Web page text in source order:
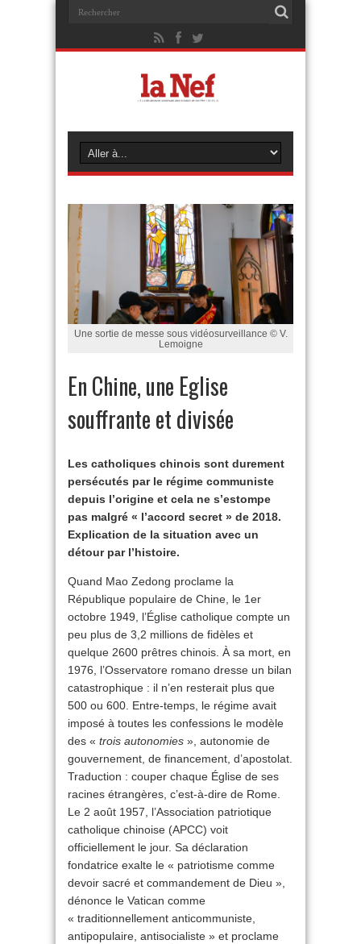
Une sortie de messe sous vidéosurveillance © V.
Lemoigne
En Chine, une Eglise
souffrante et divisée
Les catholiques chinois sont durement
persécutés par le régime communiste
depuis l’origine et cela ne s’estompe
pas malgré « l’accord secret » de 2018.
Explication de la situation avec un
détour par l’histoire.
Quand Mao Zedong proclame la
République populaire de Chine, le 1er
octobre 1949, l’Église catholique compte un
peu plus de 3,2 millions de fidèles et
quelque 2600 prêtres chinois. À sa mort, en
1976, l’Osservatore romano dresse un bilan
catastrophique : il n’en resterait plus que
500 ou 600. Entre-temps, le régime avait
imposé à toutes les confessions le modèle
des « trois autonomies », autonomie de
gouvernement, de financement, d’apostolat.
Traduction : couper chaque Église de ses
racines étrangères, c’est-à-dire de Rome.
Le 2 août 1957, l’Association patriotique
catholique chinoise (APCC) voit
officiellement le jour. Sa déclaration
fondatrice exalte le « patriotisme comme
devoir sacré et commandement de Dieu »,
dénonce le Vatican comme
« traditionnellement anticommuniste,
antipopulaire, antisocialiste » et proclame